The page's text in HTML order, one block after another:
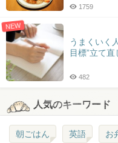
1759
NEW
うまくいく
目標”立て
482
人気のキーワード
朝ごはん 英語 お